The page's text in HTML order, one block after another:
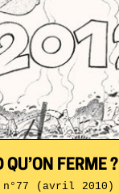
QU’ON FERME ?
(avril 2010)